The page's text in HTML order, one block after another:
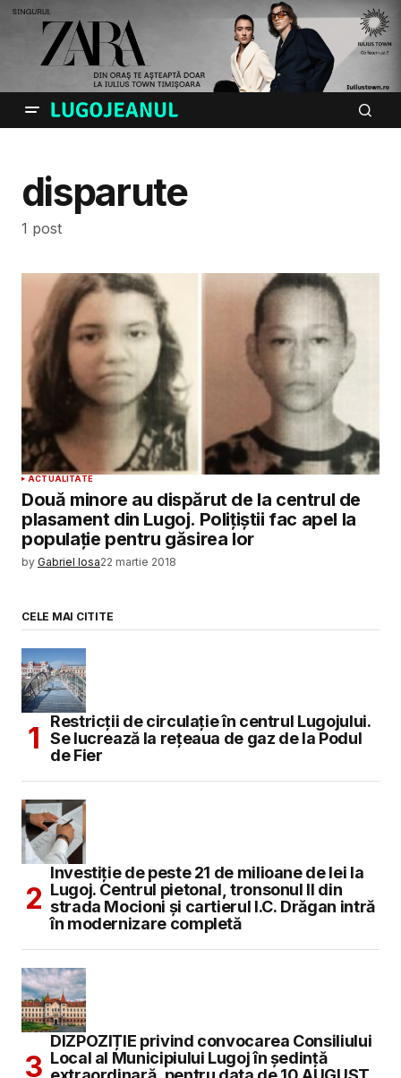
disparute
1 post
ACTUALITATE
Două minore au dispărut de la centrul de
plasament din Lugoj. Poliţiştii fac apel la
populaţie pentru găsirea lor
by Gabriel Iosa22 martie 2018
CELE MAI CITITE
Restricții de circulație în centrul Lugojului.
Se lucrează la rețeaua de gaz de la Podul
de Fier
Investiție de peste 21 de milioane de lei la
Lugoj. Centrul pietonal, tronsonul II din
strada Mocioni și cartierul I.C. Drăgan intră
în modernizare completă
DIZPOZIȚIE privind convocarea Consiliului
Local al Municipiului Lugoj în şedinţă